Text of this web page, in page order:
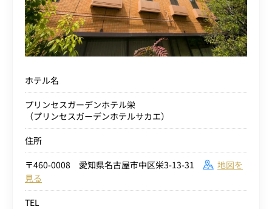
ホテル名
プリンセスガーデンホテル栄
（プリンセスガーデンホテルサカエ）
住所
〒460-0008 愛知県名古屋市中区栄3-13-31
地図を
見る
TEL